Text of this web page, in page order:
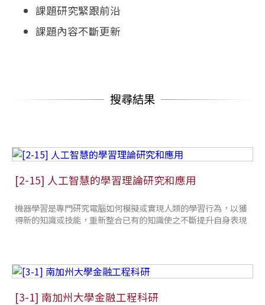
課題研究緊跟前沿
課題內容不斷更新
搜尋結果
[2-15] 人工智慧的學習理論研究和應用
機器學習是專門研究電腦如何模擬或實現人類的學習行為，以獲
得新的知識或技能，重新整合已有的知識使之不斷提升自身表現
[3-1] 南加州大學金融工程科研